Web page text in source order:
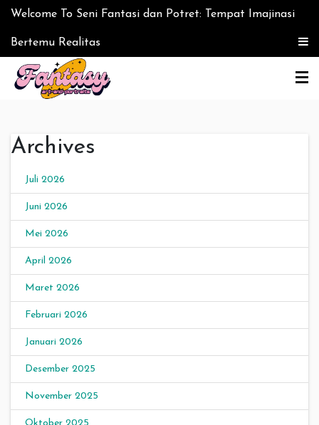
Skip to content
Welcome To Seni Fantasi dan Potret: Tempat Imajinasi
Bertemu Realitas
Tempat Imajinasi
Bertemu Realitas
Archives
Juli 2026
Juni 2026
Mei 2026
April 2026
Maret 2026
Februari 2026
Januari 2026
Desember 2025
November 2025